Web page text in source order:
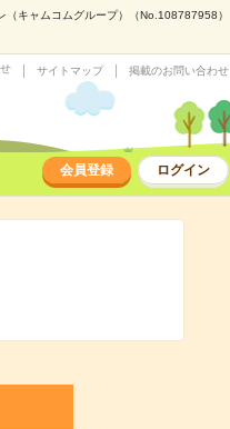
（キャムコムグループ）（No.108787958）
サイトマップ 掲載のお問い合わせ
会員登録 ログイン